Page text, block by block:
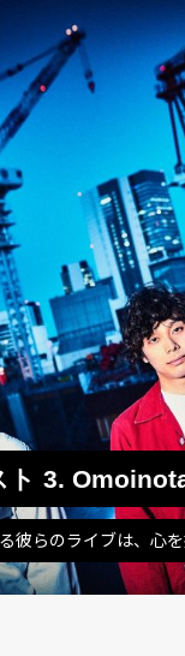
ト 3.
彼らのライブは、心